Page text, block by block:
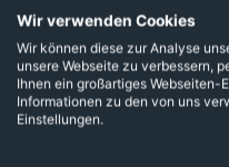
Wir verwenden Cookies
Wir können diese zur Analyse
unsere Webseite zu verbessern,
Ihnen ein großartiges Webseiten-
Informationen zu den von uns
Einstellungen.